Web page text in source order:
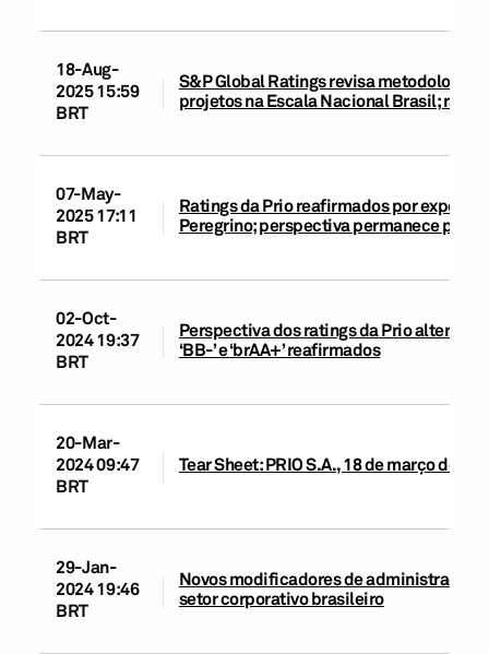
18-Aug-
2025 15:59
BRT
S&P Global Ratings revisa
projetos na Escala Nacional Brasil;
07-May-
2025 17:11
BRT
Ratings da Prio reafirmados por
Peregrino; perspectiva permanece
02-Oct-
2024 19:37
BRT
Perspectiva dos ratings da Prio
‘BB-’ e ‘brAA+’ reafirmados
20-Mar-
2024 09:47
BRT
Tear Sheet: PRIO S.A., 18 de março de
29-Jan-
2024 19:46
BRT
Novos modificadores de administração
setor corporativo brasileiro